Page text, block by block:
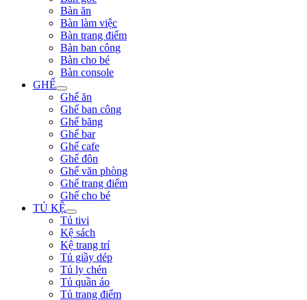
Bàn ăn
Bàn làm việc
Bàn trang điểm
Bàn ban công
Bàn cho bé
Bàn console
GHẾ
Ghế ăn
Ghế ban công
Ghế băng
Ghế bar
Ghế cafe
Ghế đôn
Ghế văn phòng
Ghế trang điểm
Ghế cho bé
TỦ KỆ
Tủ tivi
Kệ sách
Kệ trang trí
Tủ giầy dép
Tủ ly chén
Tủ quần áo
Tủ trang điểm